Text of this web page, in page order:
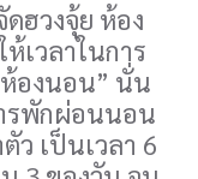
ฮวงจุ้ย ห้อง
เวลาในการ
ห้องนอน” นั่น
รพักผ่อนนอน
ว เป็นเวลา 6